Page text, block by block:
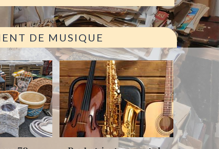
DE MUSIQUE